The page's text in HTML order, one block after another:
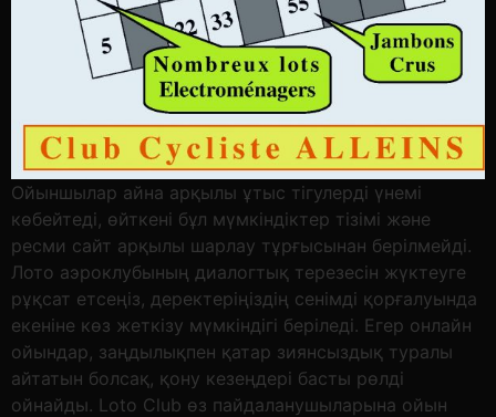
Ойыншылар айна арқылы ұтыс тігулерді үнемі
көбейтеді, өйткені бұл мүмкіндіктер тізімі және
ресми сайт арқылы шарлау тұрғысынан берілмейді.
Лото аэроклубының диалогтық терезесін жүктеуге
рұқсат етсеңіз, деректеріңіздің сенімді қорғалуында
екеніне көз жеткізу мүмкіндігі беріледі. Егер онлайн
ойындар, заңдылықпен қатар зиянсыздық туралы
айтатын болсақ, қону кезеңдері басты рөлді
ойнайды. Loto Club өз пайдаланушыларына ойын